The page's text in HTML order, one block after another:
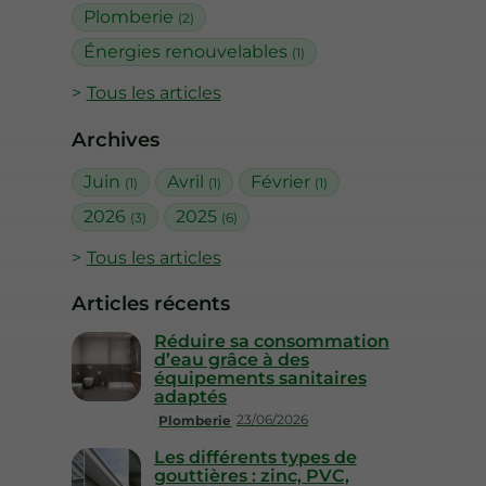
Plomberie (2)
Énergies renouvelables (1)
Tous les articles
Archives
Juin (1) Avril (1) Février (1)
2026 (3) 2025 (6)
Tous les articles
Articles récents
Plomberie 23/06/2026
Réduire sa consommation
d’eau grâce à des
équipements sanitaires
adaptés
Les différents types de
gouttières : zinc, PVC,